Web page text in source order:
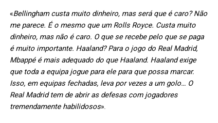
«Bellingham custa muito dinheiro, mas será que é caro? Não
me parece. É o mesmo que um Rolls Royce. Custa muito
dinheiro, mas não é caro. O que se recebe pelo que se paga
é muito importante. Haaland? Para o jogo do Real Madrid,
Mbappé é mais adequado do que Haaland. Haaland exige
que toda a equipa jogue para ele para que possa marcar.
Isso, em equipas fechadas, leva por vezes a um golo… O
Real Madrid tem de abrir as defesas com jogadores
tremendamente habilidosos».